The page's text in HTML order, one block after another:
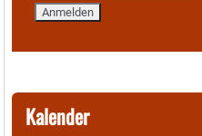
Kalender